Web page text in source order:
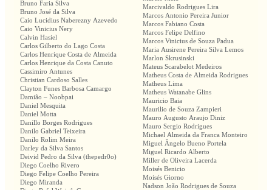
Bruno Faria Silva
Bruno José da Silva
Caio Lucidius Naberezny Azevedo
Caio Vinicius Nery
Calvin Hasiel
Carlos Gilberto do Lago Costa
Carlos Henrique Costa de Almeida
Carlos Henrique da Costa Canuto
Cassimiro Antunes
Christian Cardoso Salles
Clayton Funes Barbosa Camargo
Damião – Noobpai
Daniel Mesquita
Daniel Motta
Danillo Borges Rodrigues
Danilo Gabriel Teixeira
Danilo Rolim Meira
Darley da Silva Santos
Deivid Pedro da Silva (thepedr0o)
Diego Coelho Rivero
Diego Felipe Coelho Pereira
Diego Miranda
Marcivaldo Rodrigues Lira
Marcos Antonio Pereira Junior
Marcos Fabiano Costa
Marcos Felipe Delfino
Marcos Vinicius de Souza Padua
Maria Ausirene Pereira Silva Lemos
Marlon Skrusinski
Mateus Scarabelot Medeiros
Matheus Costa de Almeida Rodrigues
Matheus Lima
Matheus Watanabe Glins
Mauricio Baia
Maurilio de Souza Zampieri
Mauro Augusto Araujo Diniz
Mauro Sergio Rodrigues
Michael Almeida da Franca Monteiro
Miguel Ângelo Bueno Portela
Miguel Ricardo Alberto
Miller de Oliveira Lacerda
Moisés Benicio
Moisés Giorno
Nadson João Rodrigues de Souza